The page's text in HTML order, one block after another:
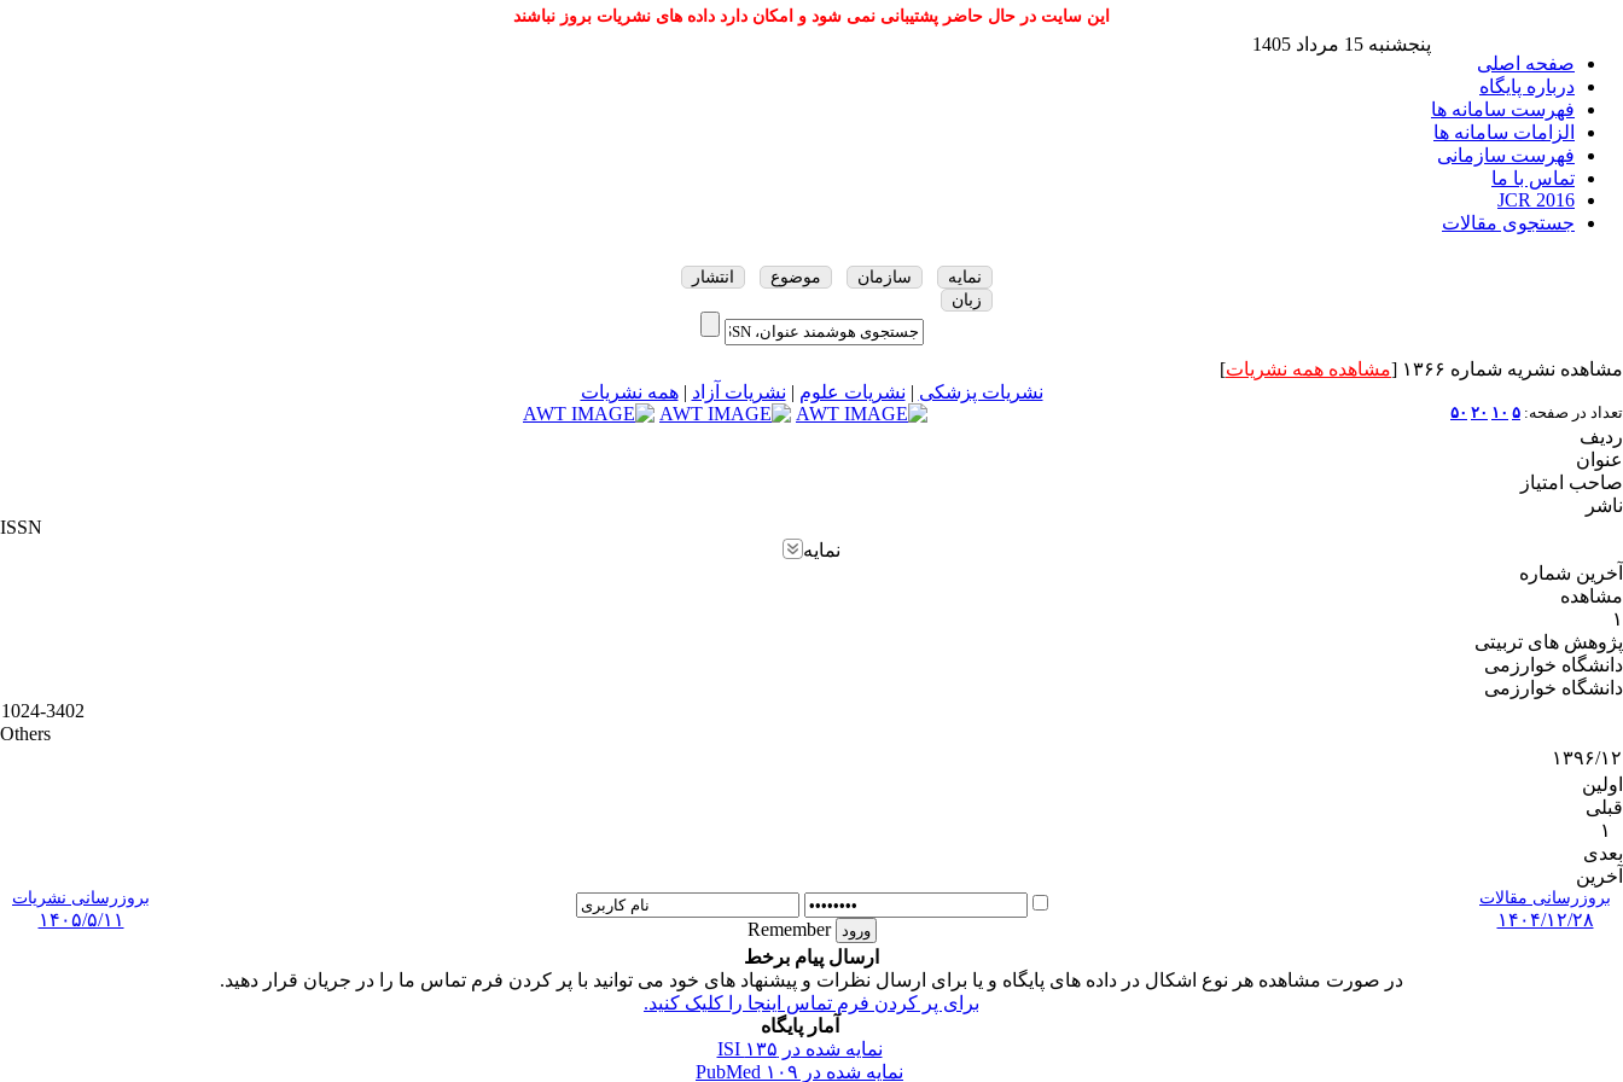
این سایت در حال حاضر پشتیبانی نمی شود و امکان دارد داده های نشریات بروز نباشند
صفحه اصلی
درباره پایگاه
فهرست سامانه ها
الزامات سامانه ها
فهرست سازمانی
تماس با ما
JCR 2016
جستجوی مقالات
پنجشنبه 15 مرداد 1405
نمایه سازمان موضوع
انتشار
زبان
مشاهده نشریه شماره ۱۳۶۶ [ مشاهده همه نشریات]
نشریات پزشکی | نشریات علوم | نشریات آزاد |همه نشریات
تعداد در صفحه: ۵ ۱۰ ۲۰ ۵۰
ردیف
عنوان
صاحب امتیاز
ناشر
ISSN
نمایه
آخرین شماره
مشاهده
۱
پژوهش های تربیتی
دانشگاه خوارزمی
دانشگاه خوارزمی
1024-3402
Others
۱۳۹۶/۱۲
اولین
قبلی
۱
بعدی
آخرین
بروزرسانی نشریات
۱۴۰۵/۵/۱۱
بروزرسانی مقالات
۱۴۰۴/۱۲/۲۸
Remember
ارسال پیام برخط
در صورت مشاهده هر نوع اشکال در داده های پایگاه و یا برای ارسال نظرات و پیشنهاد های خود می توانید با پر کردن فرم تماس ما را در جریان قرار دهید.
برای پر کردن فرم تماس اینجا را کلیک کنید.
آمار پایگاه
نمایه شده در ISI ۱۳۵
نمایه شده در PubMed ۱۰۹